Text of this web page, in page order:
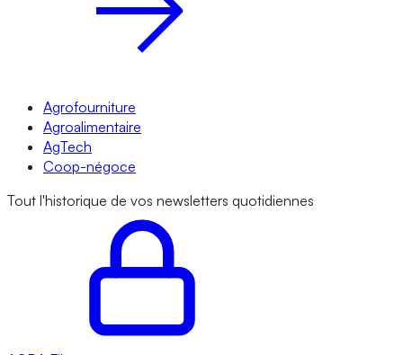
Agrofourniture
Agroalimentaire
AgTech
Coop-négoce
Tout l'historique de vos newsletters quotidiennes